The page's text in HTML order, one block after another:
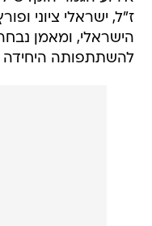
ז"ל, ישראלי ציוני
הישראלי, ומאמן
להשתתפותה היחידה